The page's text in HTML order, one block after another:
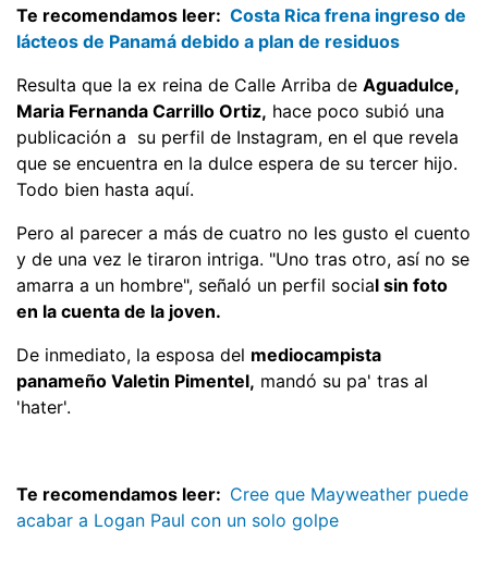
Te recomendamos leer: Costa Rica frena ingreso de
lácteos de Panamá debido a plan de residuos
Resulta que la ex reina de Calle Arriba de Aguadulce,
Maria Fernanda Carrillo Ortiz, hace poco subió una
publicación a su perfil de Instagram, en el que revela
que se encuentra en la dulce espera de su tercer hijo.
Todo bien hasta aquí.
Pero al parecer a más de cuatro no les gusto el cuento
y de una vez le tiraron intriga. "Uno tras otro, así no se
amarra a un hombre", señaló un perfil social sin foto
en la cuenta de la joven.
De inmediato, la esposa del mediocampista
panameño Valetin Pimentel, mandó su pa' tras al
'hater'.
Te recomendamos leer: Cree que Mayweather puede
acabar a Logan Paul con un solo golpe